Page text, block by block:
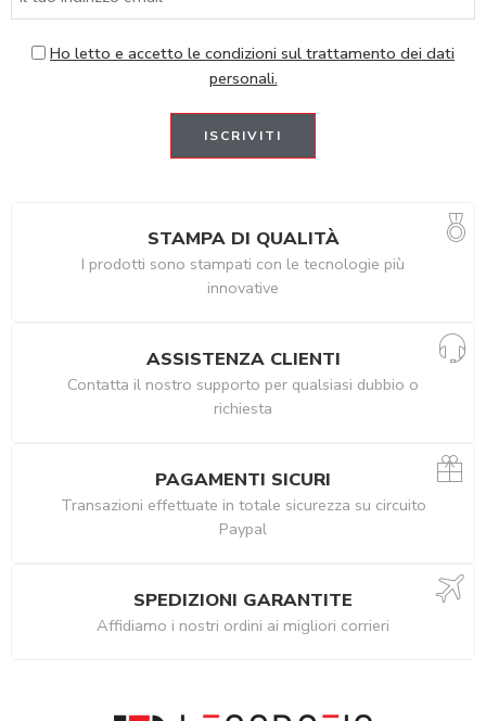
Ho letto e accetto le condizioni sul trattamento dei dati
personali.
STAMPA DI QUALITÀ
I prodotti sono stampati con le tecnologie più
innovative
ASSISTENZA CLIENTI
Contatta il nostro supporto per qualsiasi dubbio o
richiesta
PAGAMENTI SICURI
Transazioni effettuate in totale sicurezza su circuito
Paypal
SPEDIZIONI GARANTITE
Affidiamo i nostri ordini ai migliori corrieri